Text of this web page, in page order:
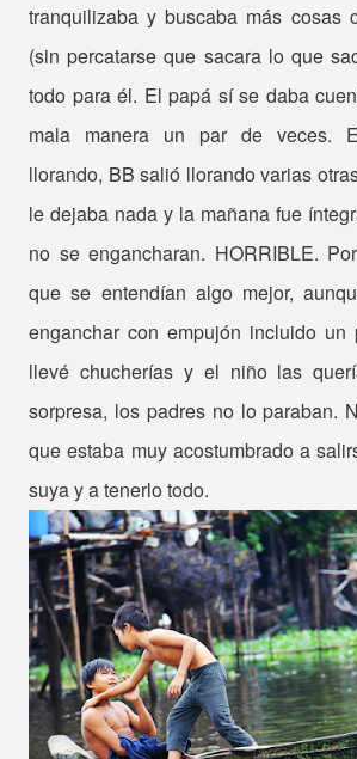
tranquilizaba y buscaba más cosas
(sin percatarse que sacara lo que
todo para él. El papá sí se daba
mala manera un par de veces.
llorando, BB salió llorando varias
le dejaba nada y la mañana fue
no se engancharan. HORRIBLE.
que se entendían algo mejor,
enganchar con empujón incluido un
llevé chucherías y el niño las
sorpresa, los padres no lo paraban.
que estaba muy acostumbrado a
suya y a tenerlo todo.